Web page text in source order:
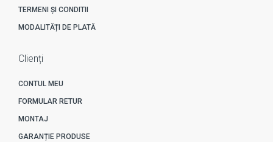
TERMENI ȘI CONDITII
MODALITĂȚI DE PLATĂ
Clienți
CONTUL MEU
FORMULAR RETUR
MONTAJ
GARANȚIE PRODUSE